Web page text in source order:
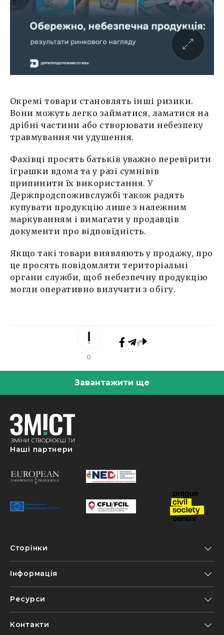
Окремі товари становлять інші ризики.
Вони можуть легко займатися, ламатися на
дрібні частини або створювати небезпеку
травмування чи удушення.
Фахівці просять батьків уважно перевірити
іграшки вдома та у разі сумнівів
припинити їх використання. У
Держпродспоживслужбі також радять
купувати продукцію лише з належним
маркуванням і вимагати у продавців
документи про відповідність.
Якщо такі товари виявляють у продажу, про
це просять повідомляти територіальні
органи служби, щоб небезпечну продукцію
могли оперативно вилучити з обігу.
0
Завантажити ще
Наші партнери
Сторінки
Інформація
Ресурси
Контакти